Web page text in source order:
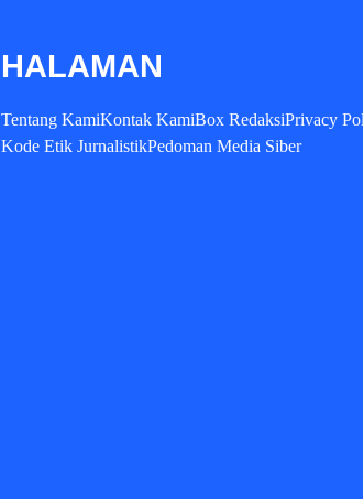
HALAMAN
Tentang KamiKontak KamiBox RedaksiPrivacy
Kode Etik JurnalistikPedoman Media Siber